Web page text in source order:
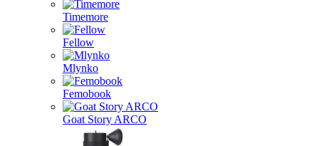
Timemore
Fellow
Mlynko
Femobook
Goat Story ARCO